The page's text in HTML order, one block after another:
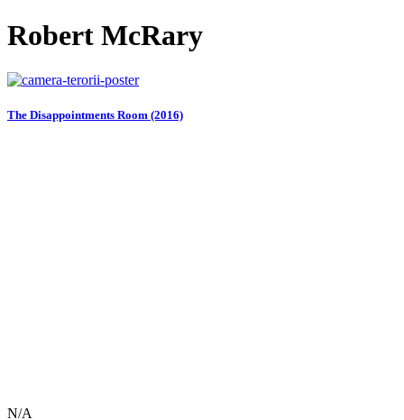
Robert McRary
The Disappointments Room (2016)
N/A